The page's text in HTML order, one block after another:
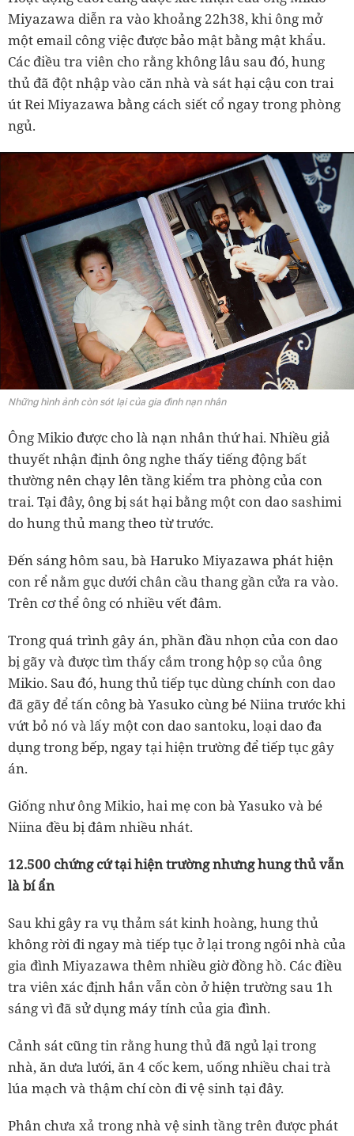
Miyazawa diễn ra vào khoảng 22h38, khi ông mở
một email công việc được bảo mật bằng mật khẩu.
Các điều tra viên cho rằng không lâu sau đó, hung
thủ đã đột nhập vào căn nhà và sát hại cậu con trai
út Rei Miyazawa bằng cách siết cổ ngay trong phòng
ngủ.
Những hình ảnh còn sót lại của gia đình nạn nhân
Ông Mikio được cho là nạn nhân thứ hai. Nhiều giả
thuyết nhận định ông nghe thấy tiếng động bất
thường nên chạy lên tầng kiểm tra phòng của con
trai. Tại đây, ông bị sát hại bằng một con dao sashimi
do hung thủ mang theo từ trước.
Đến sáng hôm sau, bà Haruko Miyazawa phát hiện
con rể nằm gục dưới chân cầu thang gần cửa ra vào.
Trên cơ thể ông có nhiều vết đâm.
Trong quá trình gây án, phần đầu nhọn của con dao
bị gãy và được tìm thấy cắm trong hộp sọ của ông
Mikio. Sau đó, hung thủ tiếp tục dùng chính con dao
đã gãy để tấn công bà Yasuko cùng bé Niina trước khi
vứt bỏ nó và lấy một con dao santoku, loại dao đa
dụng trong bếp, ngay tại hiện trường để tiếp tục gây
án.
Giống như ông Mikio, hai mẹ con bà Yasuko và bé
Niina đều bị đâm nhiều nhát.
12.500 chứng cứ tại hiện trường nhưng hung thủ vẫn
là bí ẩn
Sau khi gây ra vụ thảm sát kinh hoàng, hung thủ
không rời đi ngay mà tiếp tục ở lại trong ngôi nhà của
gia đình Miyazawa thêm nhiều giờ đồng hồ. Các điều
tra viên xác định hắn vẫn còn ở hiện trường sau 1h
sáng vì đã sử dụng máy tính của gia đình.
Cảnh sát cũng tin rằng hung thủ đã ngủ lại trong
nhà, ăn dưa lưới, ăn 4 cốc kem, uống nhiều chai trà
lúa mạch và thậm chí còn đi vệ sinh tại đây.
Phân chưa xả trong nhà vệ sinh tầng trên được phát